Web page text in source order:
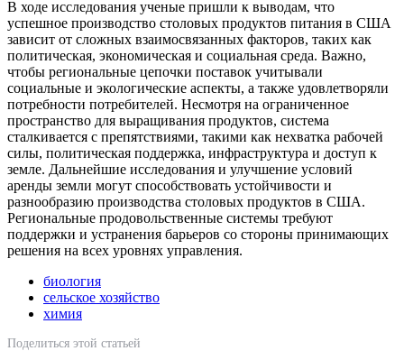
В ходе исследования ученые пришли к выводам, что
успешное производство столовых продуктов питания в США
зависит от сложных взаимосвязанных факторов, таких как
политическая, экономическая и социальная среда. Важно,
чтобы региональные цепочки поставок учитывали
социальные и экологические аспекты, а также удовлетворяли
потребности потребителей. Несмотря на ограниченное
пространство для выращивания продуктов, система
сталкивается с препятствиями, такими как нехватка рабочей
силы, политическая поддержка, инфраструктура и доступ к
земле. Дальнейшие исследования и улучшение условий
аренды земли могут способствовать устойчивости и
разнообразию производства столовых продуктов в США.
Региональные продовольственные системы требуют
поддержки и устранения барьеров со стороны принимающих
решения на всех уровнях управления.
биология
сельское хозяйство
химия
Поделиться этой статьей